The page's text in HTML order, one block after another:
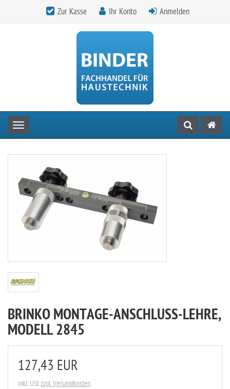
Zur Kasse Ihr Konto Anmelden
Toggle navigation
BRINKO MONTAGE-ANSCHLUSS-LEHRE,
MODELL 2845
127,43 EUR
inkl. UStzzgl. Versandkosten